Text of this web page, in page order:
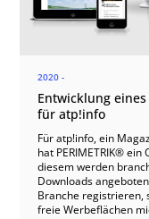
2020 -
Entwicklung
für atp!info
Für atp!info, ein
hat PERIMETRIK®
diesem werden
Downloads
Branche registrieren,
freie Werbeflächen